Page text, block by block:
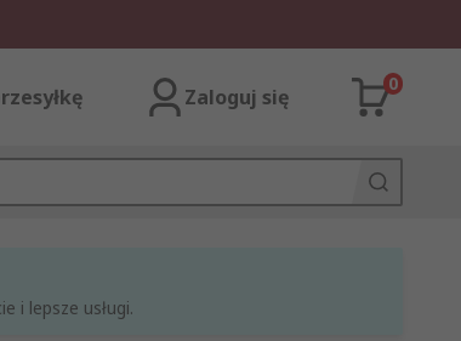
Zaloguj się
0
i lepsze usługi.